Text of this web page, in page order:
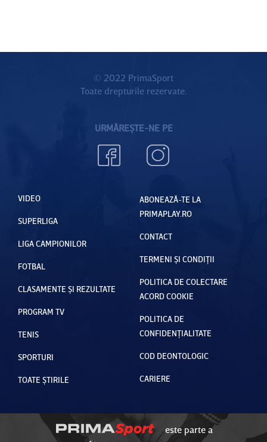
© 2022 PrimaSport
Toate drepturile rezervate.
URMĂREȘTE-NE PE
VIDEO
SUPERLIGA
LIGA CAMPIONILOR
FOTBAL
CLASAMENTE ȘI REZULTATE
PROGRAM TV
TENIS
SPORTURI
TOATE ȘTIRILE
ABONEAZĂ-TE LA
PRIMAPLAY.RO
CONTACT
TERMENI ȘI CONDIȚII
POLITICA DE COLECTARE
ACORD COOKIE
POLITICA DE
CONFIDENȚIALITATE
COD DEONTOLOGIC
CARIERE
este parte a